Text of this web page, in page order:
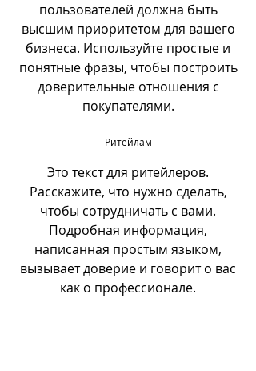
пользователей должна быть
высшим приоритетом для вашего
бизнеса. Используйте простые и
понятные фразы, чтобы построить
доверительные отношения с
покупателями.
Ритейлам
Это текст для ритейлеров.
Расскажите, что нужно сделать,
чтобы сотрудничать с вами.
Подробная информация,
написанная простым языком,
вызывает доверие и говорит о вас
как о профессионале.